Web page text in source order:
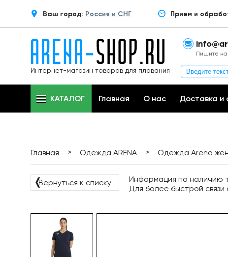
Ваш город: Россия и СНГ Прием и
Интернет-магазин товаров для плавания
Пишите
КАТАЛОГ Главная О нас Доставка и
Главная > Одежда ARENA > Одежда Arena
❬Вернуться к списку
Информация по наличию
Для более быстрой